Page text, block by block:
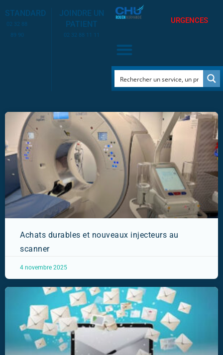
STANDARD
02 32 88
89 90
JOINDRE UN
PATIENT
02 32 88 11 11
URGENCES
Achats durables et nouveaux injecteurs au
scanner
4 novembre 2025